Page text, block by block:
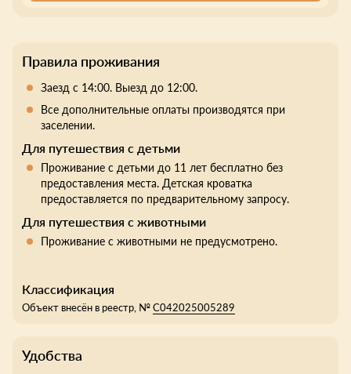
Правила проживания
Заезд с 14:00. Выезд до 12:00.
Все дополнительные оплаты производятся при
заселении.
Для путешествия с детьми
Проживание с детьми до 11 лет бесплатно без
предоставления места. Детская кроватка
предоставляется по предварительному запросу.
Для путешествия с животными
Проживание с животными не предусмотрено.
Классификация
Объект внесён в реестр, №С042025005289
Удобства